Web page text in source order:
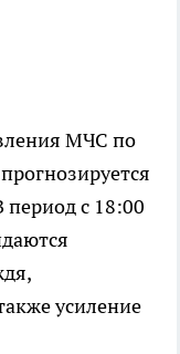
МЧС по
с 18:00
усиление